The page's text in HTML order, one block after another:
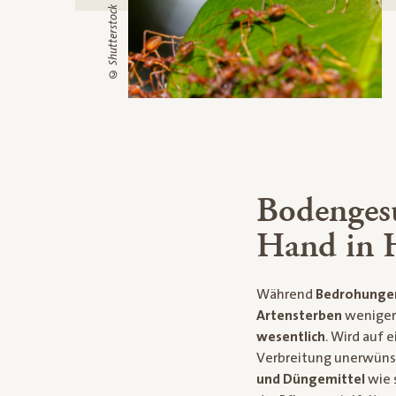
© Shutterstock
Hand in
Während
Artensterben
wesentlich. Wird auf
Verbreitung
und Düngemittel wie